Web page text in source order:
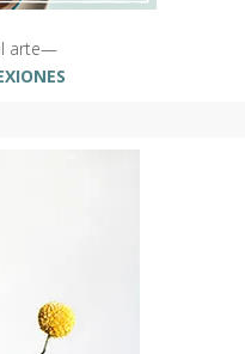
arte—